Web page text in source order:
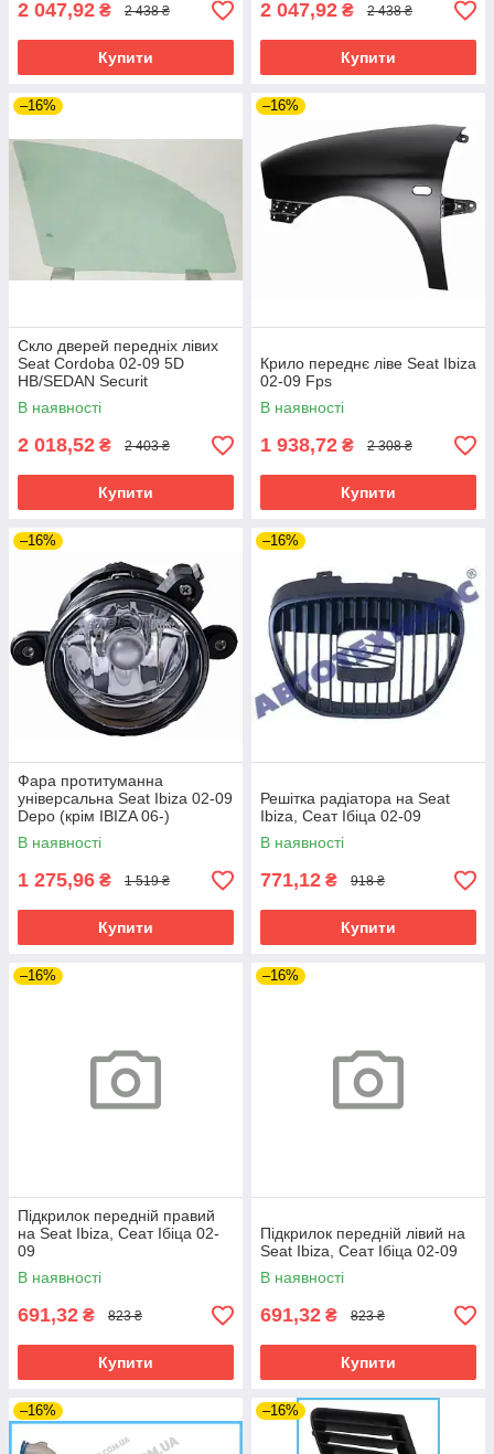
2 047,92 ₴ 2 438 ₴
Купити
2 047,92 ₴ 2 438 ₴
Купити
–16%
Скло дверей передніх лівих
Seat Cordoba 02-09 5D
HB/SEDAN Securit
В наявності
2 018,52 ₴ 2 403 ₴
Купити
–16%
Крило переднє ліве Seat Ibiza
02-09 Fps
В наявності
1 938,72 ₴ 2 308 ₴
Купити
–16%
Фара протитуманна
універсальна Seat Ibiza 02-09
Depo (крім IBIZA 06-)
В наявності
1 275,96 ₴ 1 519 ₴
Купити
–16%
Решітка радіатора на Seat
Ibiza, Сеат Ібіца 02-09
В наявності
771,12 ₴ 918 ₴
Купити
–16%
Підкрилок передній правий
на Seat Ibiza, Сеат Ібіца 02-
09
В наявності
691,32 ₴ 823 ₴
Купити
–16%
Підкрилок передній лівий на
Seat Ibiza, Сеат Ібіца 02-09
В наявності
691,32 ₴ 823 ₴
Купити
–16% –16%